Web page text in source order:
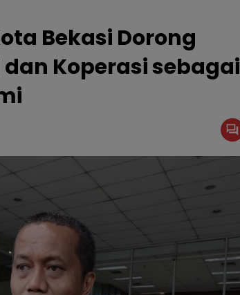
Bekasi Dorong
Koperasi sebagai